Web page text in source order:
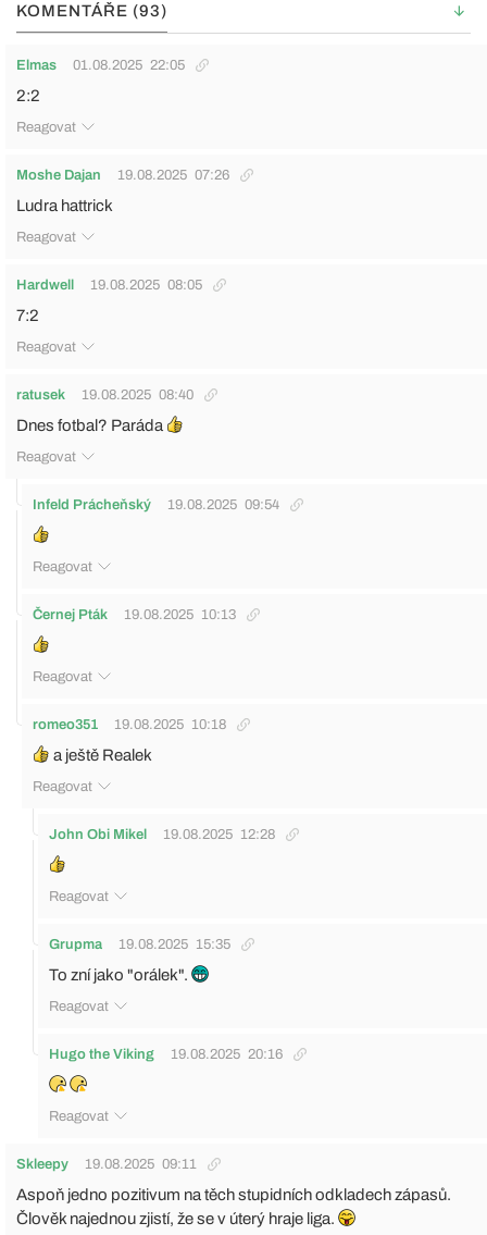
KOMENTÁŘE (93)
Elmas 01.08.2025 22:05
2:2
Reagovat
Moshe Dajan 19.08.2025 07:26
Ludra hattrick
Reagovat
Hardwell 19.08.2025 08:05
7:2
Reagovat
ratusek 19.08.2025 08:40
Dnes fotbal? Paráda
Reagovat
Infeld Prácheňský 19.08.2025 09:54
Reagovat
Černej Pták 19.08.2025 10:13
Reagovat
romeo351 19.08.2025 10:18
a ještě Realek
Reagovat
John Obi Mikel 19.08.2025 12:28
Reagovat
Grupma 19.08.2025 15:35
To zní jako "orálek".
Reagovat
Hugo the Viking 19.08.2025 20:16
Reagovat
Skleepy 19.08.2025 09:11
Aspoň jedno pozitivum na těch stupidních odkladech zápasů.
Člověk najednou zjistí, že se v úterý hraje liga.